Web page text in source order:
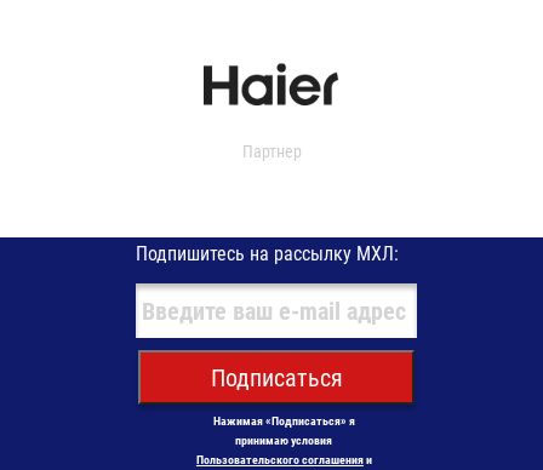
Партнер
Подпишитесь на рассылку МХЛ:
Подписаться
Нажимая «Подписаться» я
принимаю условия
Пользовательского соглашенияи